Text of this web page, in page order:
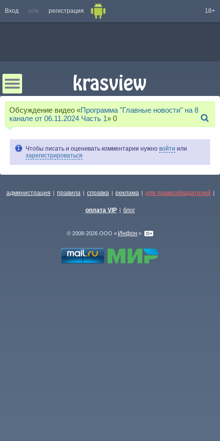
Вход или регистрация 18+
Обсуждение видео «Программа "Главные новости" на 8
канале от 06.11.2024 Часть 1» 0
Чтобы писать и оценивать комментарии нужно войти или
зарегистрироваться
администрация | правила | справка | реклама | для правообладателей |
оплата VIP | блог
© 2008-2026 ООО « Инфон »